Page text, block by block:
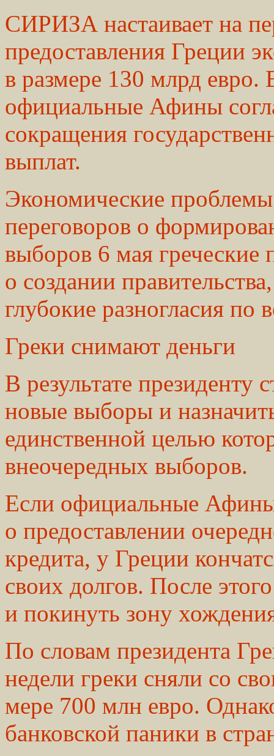
СИРИЗА настаивает на
предоставления Греции
в размере 130 млрд евро.
официальные Афины
сокращения
выплат.
Экономические
переговоров о
выборов 6 мая греческие
о создании
глубокие разногласия по
Греки снимают деньги
В результате
новые выборы и
единственной целью
внеочередных выборов.
Если официальные
о предоставлении
кредита, у Греции
своих долгов. После
и покинуть зону
По словам президента
недели греки сняли со
мере 700 млн евро.
банковской паники в